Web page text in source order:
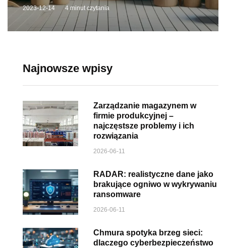
2023-12-14 4 minut czytania
Najnowsze wpisy
Zarządzanie magazynem w
firmie produkcyjnej –
najczęstsze problemy i ich
rozwiązania
2026-06-11
RADAR: realistyczne dane jako
brakujące ogniwo w wykrywaniu
ransomware
2026-06-11
Chmura spotyka brzeg sieci:
dlaczego cyberbezpieczeństwo